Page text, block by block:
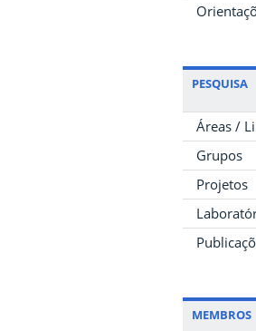
PESQUISA
Áreas /
Grupos
Projetos
MEMBROS